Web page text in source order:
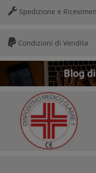
Spedizione e
Condizioni di Vendita